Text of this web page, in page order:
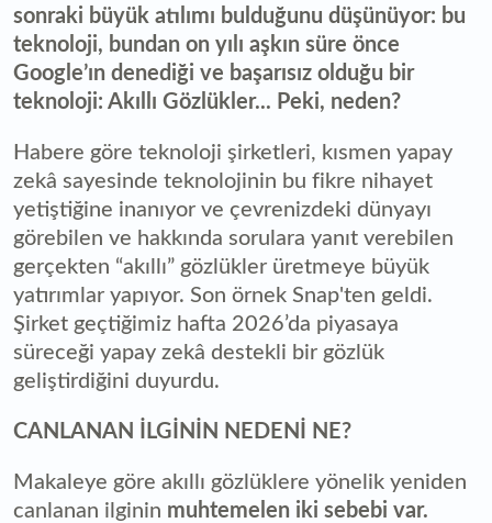
sonraki büyük atılımı bulduğunu düşünüyor: bu
teknoloji, bundan on yılı aşkın süre önce
Google’ın denediği ve başarısız olduğu bir
teknoloji: Akıllı Gözlükler... Peki, neden?
Habere göre teknoloji şirketleri, kısmen yapay
zekâ sayesinde teknolojinin bu fikre nihayet
yetiştiğine inanıyor ve çevrenizdeki dünyayı
görebilen ve hakkında sorulara yanıt verebilen
gerçekten “akıllı” gözlükler üretmeye büyük
yatırımlar yapıyor. Son örnek Snap'ten geldi.
Şirket geçtiğimiz hafta 2026’da piyasaya
süreceği yapay zekâ destekli bir gözlük
geliştirdiğini duyurdu.
CANLANAN İLGİNİN NEDENİ NE?
Makaleye göre akıllı gözlüklere yönelik yeniden
canlanan ilginin muhtemelen iki sebebi var.